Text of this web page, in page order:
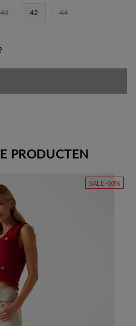
40 42 44
PRODUCTEN
SALE -50%